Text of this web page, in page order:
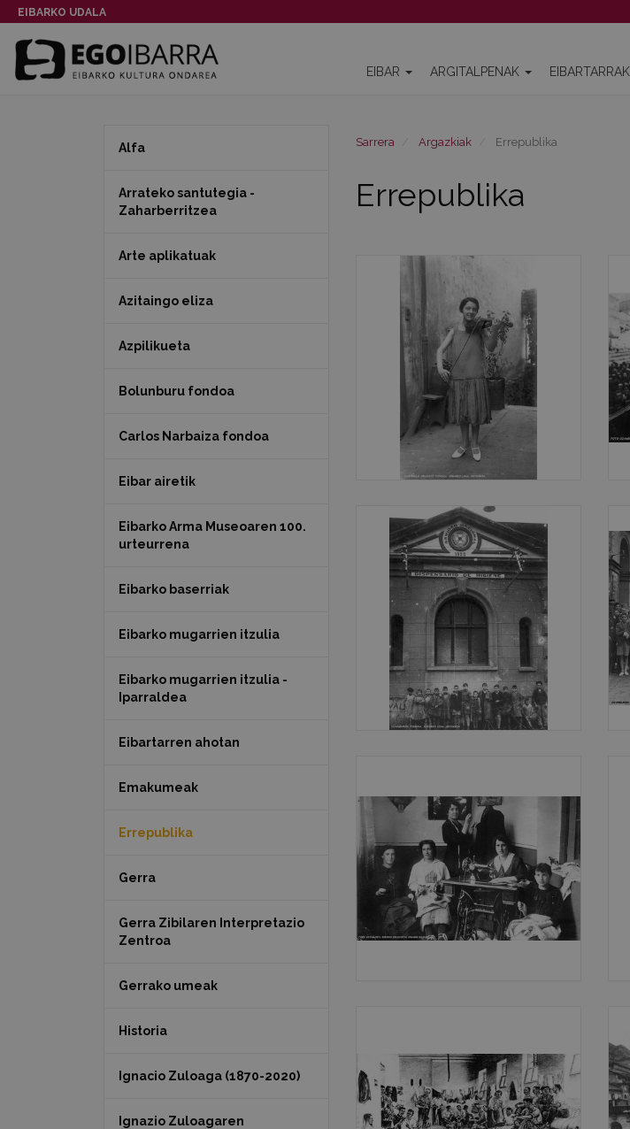
EIBARKO UDALA
EIBAR ARGITALPENAK EIBARTARRAK
Sarrera Argazkiak Errepublika
Errepublika
Alfa
Arrateko santutegia -
Zaharberritzea
Arte aplikatuak
Azitaingo eliza
Azpilikueta
Bolunburu fondoa
Carlos Narbaiza fondoa
Eibar airetik
Eibarko Arma Museoaren 100.
urteurrena
Eibarko baserriak
Eibarko mugarrien itzulia
Eibarko mugarrien itzulia -
Iparraldea
Eibartarren ahotan
Emakumeak
Errepublika
Gerra
Gerra Zibilaren Interpretazio
Zentroa
Gerrako umeak
Historia
Ignacio Zuloaga (1870-2020)
Ignazio Zuloagaren